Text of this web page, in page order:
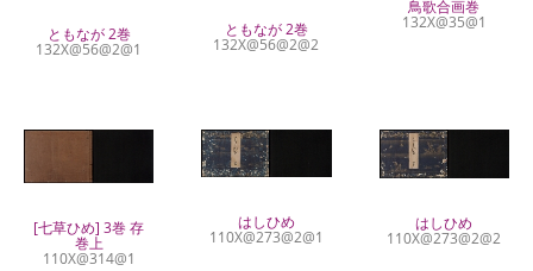
ともなが 2巻
132X@56@2@1
ともなが 2巻
132X@56@2@2
鳥歌合画巻
132X@35@1
[七草ひめ] 3巻 存
巻上
110X@314@1
はしひめ
110X@273@2@1
はしひめ
110X@273@2@2